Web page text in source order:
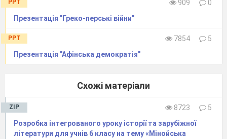
PPT 909
0
Презентація "Греко-перські війни"
PPT 7854
5
Презентація "Афінська демократія"
Схожі матеріали
ZIP 8723
5
Розробка інтегрованого уроку історії та зарубіжної
літератури для учнів 6 класу на тему «Мінойська